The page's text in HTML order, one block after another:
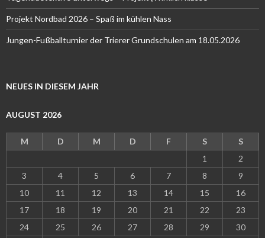
Projekt Nordbad 2026 – Spaß im kühlen Nass
Jungen-Fußballturnier der Trierer Grundschulen am 18.05.2026
NEUES IN DIESEM JAHR
AUGUST 2026
M D M D F S
S
1
2
3
4 5 6 7 8
9
10
11 12 13 14 15
16
17
18 19 20 21 22
23
24
25 26 27 28 29
30